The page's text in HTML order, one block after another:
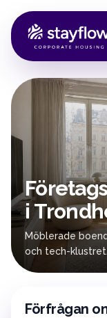
i
Möblerade
och tech-klustret.
Förfrågan